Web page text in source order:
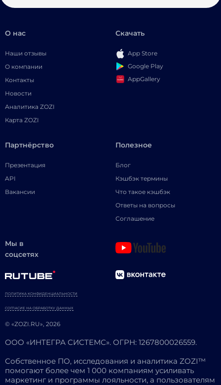
О нас
Наши отзывы
О компании
Контакты
Новости
Аналитика ZOZI
Карта ZOZI
Скачать
App Store
Google Play
AppGallery
Партнёрство
Презентация
API
Вакансии
Полезное
Блог
Кэшбэк термины
Что такое кэшбэк
Ответы на вопросы
Соглашение
Мы в
соцсетях
© «ZOZI.RU», 2026
ПОЛИТИКА КОНФИДЕНЦИАЛЬНОСТИ
СОГЛАСИЕ НА ОБРАБОТКУ ДАННЫХ
ООО «ИНТЕГРА СИСТЕМС». ОГРН: 1267800026559.
Собственное ПО, исследования и аналитика ZOZI™
помогают более чем 1 000 компаниям усиливать
маркетинг и программы лояльности, а пользователям